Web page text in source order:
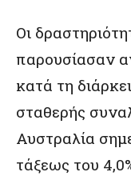
Οι
παρουσίασαν
κατά τη
σταθερής
Αυστραλία
τάξεως του